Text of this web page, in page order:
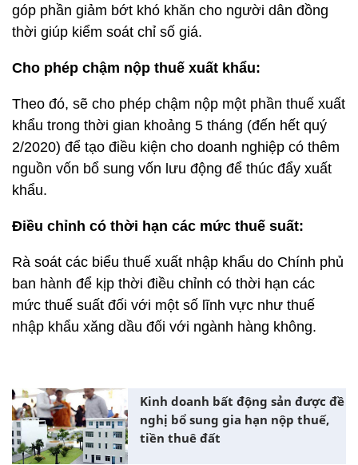
góp phần giảm bớt khó khăn cho người dân đồng
thời giúp kiểm soát chỉ số giá.
Cho phép chậm nộp thuế xuất khẩu:
Theo đó, sẽ cho phép chậm nộp một phần thuế xuất
khẩu trong thời gian khoảng 5 tháng (đến hết quý
2/2020) để tạo điều kiện cho doanh nghiệp có thêm
nguồn vốn bổ sung vốn lưu động để thúc đẩy xuất
khẩu.
Điều chỉnh có thời hạn các mức thuế suất:
Rà soát các biểu thuế xuất nhập khẩu do Chính phủ
ban hành để kịp thời điều chỉnh có thời hạn các
mức thuế suất đối với một số lĩnh vực như thuế
nhập khẩu xăng dầu đối với ngành hàng không.
Kinh doanh bất động sản được đề
nghị bổ sung gia hạn nộp thuế,
tiền thuê đất